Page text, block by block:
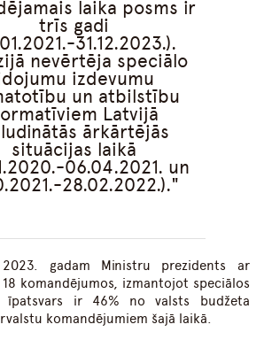
laika posms ir
trīs gadi
31.12.2023.).
nevērtēja speciālo
izdevumu
un atbilstību
Latvijā
ārkārtējās
situācijas laikā
06.04.2021. un
28.02.2022.).
gadam Ministru prezidents ar
komandējumos, izmantojot speciālos
ir 46% no valsts budžeta
komandējumiem šajā laikā.